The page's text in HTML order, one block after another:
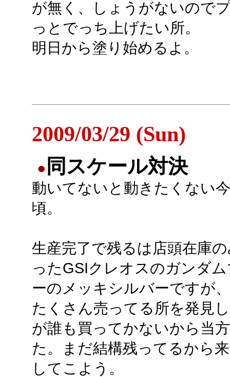
が無く、しょうがないので
っとでっち上げたい所。
明日から塗り始めるよ。
2009/03/29 (Sun)
● 同スケール対決
動いてないと動きたくない
頃。
生産完了で残るは店頭在庫
ったGSIクレオスのガンダ
ーのメッキシルバーですが
たくさん売ってる所を発見
が誰も買ってかないから当
た。まだ結構残ってるから
してこよう。